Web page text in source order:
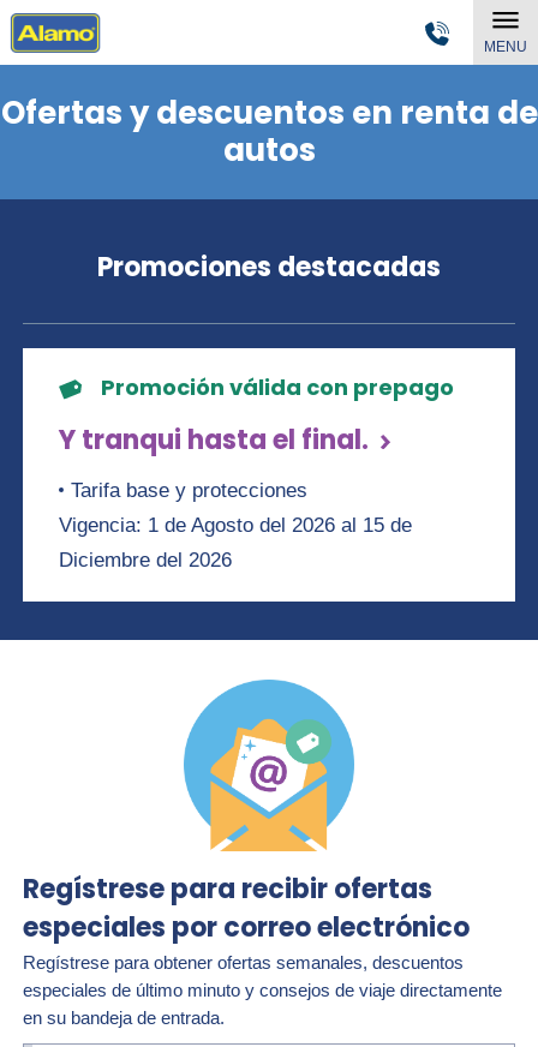
MENU
Ofertas y descuentos en renta de
autos
Promociones destacadas
Promoción válida con prepago
Y tranqui hasta el final.
Tarifa base y protecciones
Vigencia: 1 de Agosto del 2026 al 15 de
Diciembre del 2026
Regístrese para recibir ofertas
especiales por correo electrónico
Regístrese para obtener ofertas semanales, descuentos
especiales de último minuto y consejos de viaje directamente
en su bandeja de entrada.